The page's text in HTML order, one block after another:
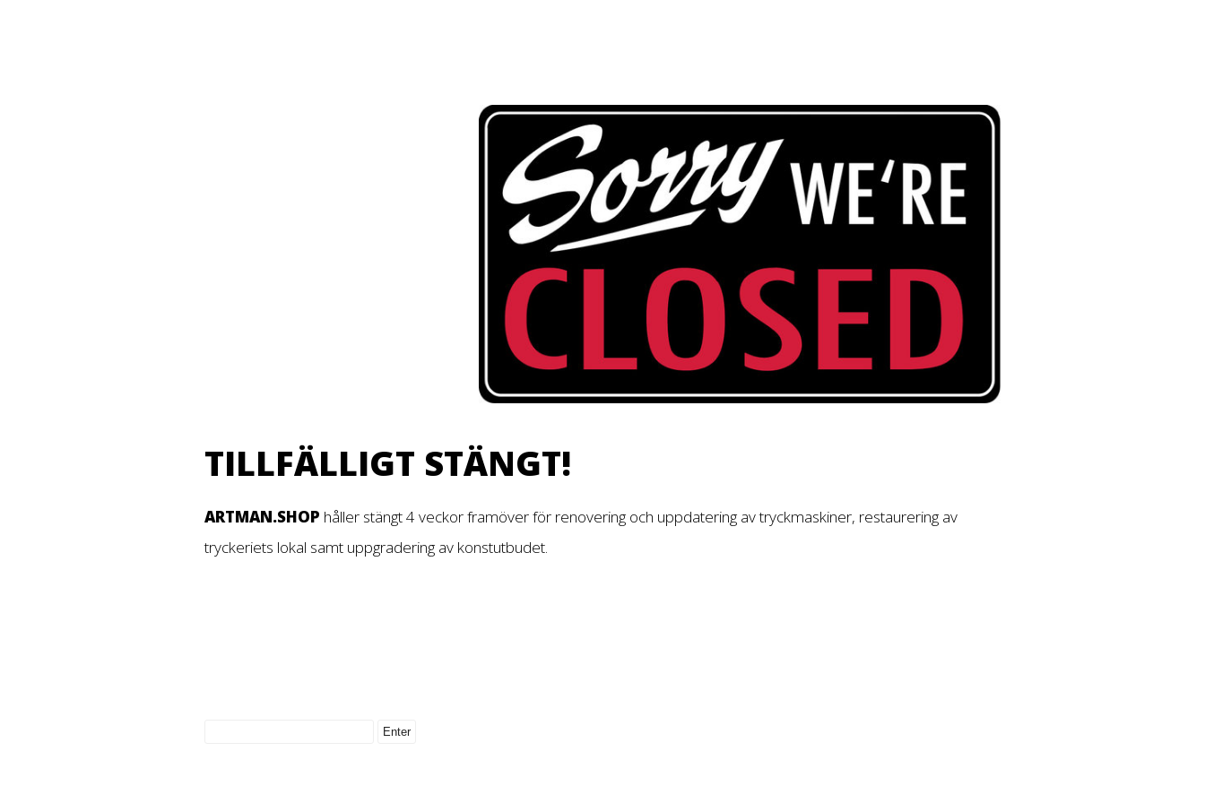
TILLFÄLLIGT STÄNGT!
ARTMAN.SHOP håller stängt 4 veckor framöver för renovering och uppdatering av tryckmaskiner, restaurering av
tryckeriets lokal samt uppgradering av konstutbudet.